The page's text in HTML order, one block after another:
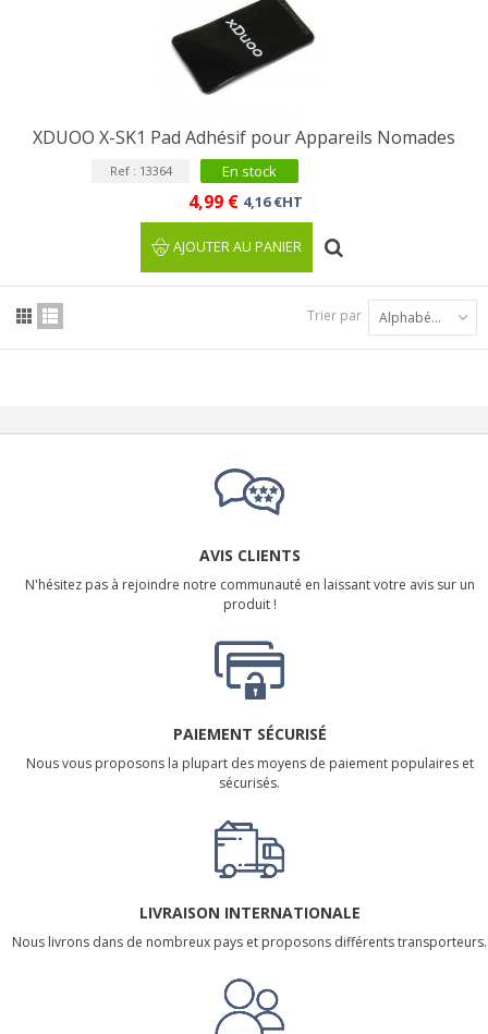
XDUOO X-SK1 Pad Adhésif pour Appareils Nomades
Ref : 13364 En stock
4,99 € 4,16 €HT
AJOUTER AU PANIER
Trier par Alphabétique : A à Z
AVIS CLIENTS
N'hésitez pas à rejoindre notre communauté en laissant votre avis sur un
produit !
PAIEMENT SÉCURISÉ
Nous vous proposons la plupart des moyens de paiement populaires et
sécurisés.
LIVRAISON INTERNATIONALE
Nous livrons dans de nombreux pays et proposons différents transporteurs.